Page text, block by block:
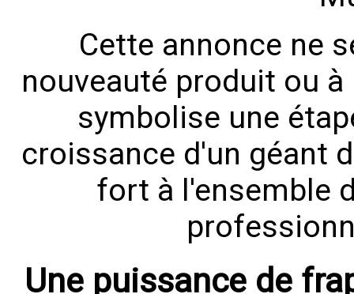
Cette annonce ne
nouveauté produit ou
symbolise une
croissance d'un géant
fort à l'ensemble
Une puissance de